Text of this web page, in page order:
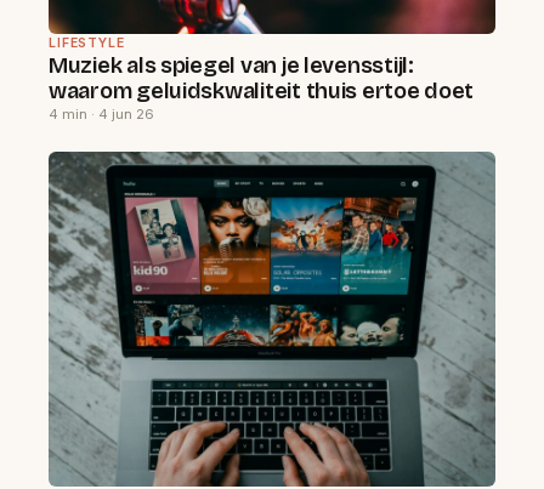
LIFESTYLE
Muziek als spiegel van je levensstijl:
waarom geluidskwaliteit thuis ertoe doet
4 min · 4 jun 26